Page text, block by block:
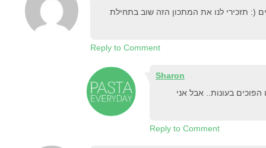
(: תזכירי לנו את המתכון הזה שוב בתחילת
Reply to Comment
Sharon
בעונות.. אבל אני
Reply to Comment